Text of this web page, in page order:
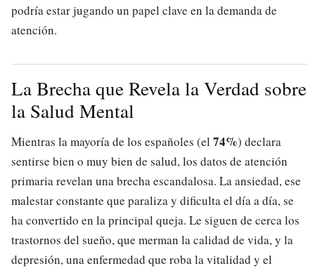
podría estar jugando un papel clave en la demanda de
atención.
La Brecha que Revela la Verdad sobre
la Salud Mental
Mientras la mayoría de los españoles (el 74%) declara
sentirse bien o muy bien de salud, los datos de atención
primaria revelan una brecha escandalosa. La ansiedad, ese
malestar constante que paraliza y dificulta el día a día, se
ha convertido en la principal queja. Le siguen de cerca los
trastornos del sueño, que merman la calidad de vida, y la
depresión, una enfermedad que roba la vitalidad y el